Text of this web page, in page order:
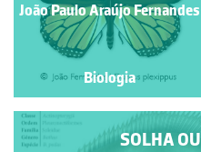
Manuela Lopes
Biologia
SOLHA
João Paulo Araújo Fernandes
Biologia